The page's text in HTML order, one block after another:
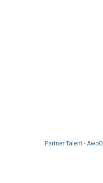
Partner Talent - AwoO